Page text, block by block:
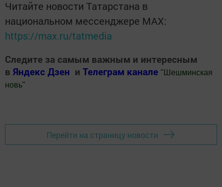
Читайте новости Татарстана в
национальном мессенджере MАХ:
https://max.ru/tatmedia
Следите за самым важным и интересным
в Яндекс Дзен и Телеграм канале " Шешминская
новь"
Перейти на страницу новости